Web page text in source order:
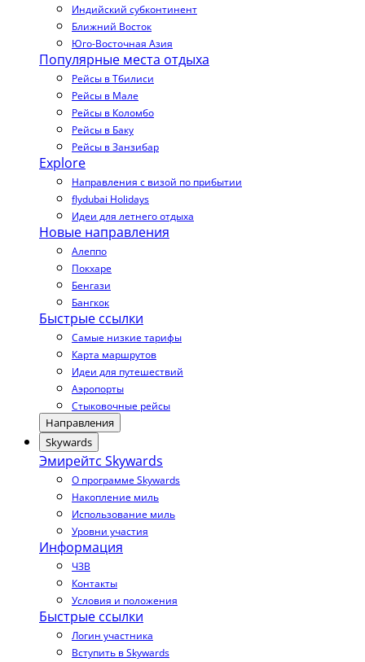
Индийский субконтинент
Ближний Восток
Юго-Восточная Азия
Популярные места отдыха
Рейсы в Тбилиси
Рейсы в Мале
Рейсы в Коломбо
Рейсы в Баку
Рейсы в Занзибар
Explore
Направления с визой по прибытии
flydubai Holidays
Идеи для летнего отдыха
Новые направления
Алеппо
Покхаре
Бенгази
Бангкок
Быстрые ссылки
Самые низкие тарифы
Карта маршрутов
Идеи для путешествий
Аэропорты
Стыковочные рейсы
Направления
Skywards
Эмирейтс Skywards
О программе Skywards
Накопление миль
Использование миль
Уровни участия
Информация
ЧЗВ
Контакты
Условия и положения
Быстрые ссылки
Логин участника
Вступить в Skywards